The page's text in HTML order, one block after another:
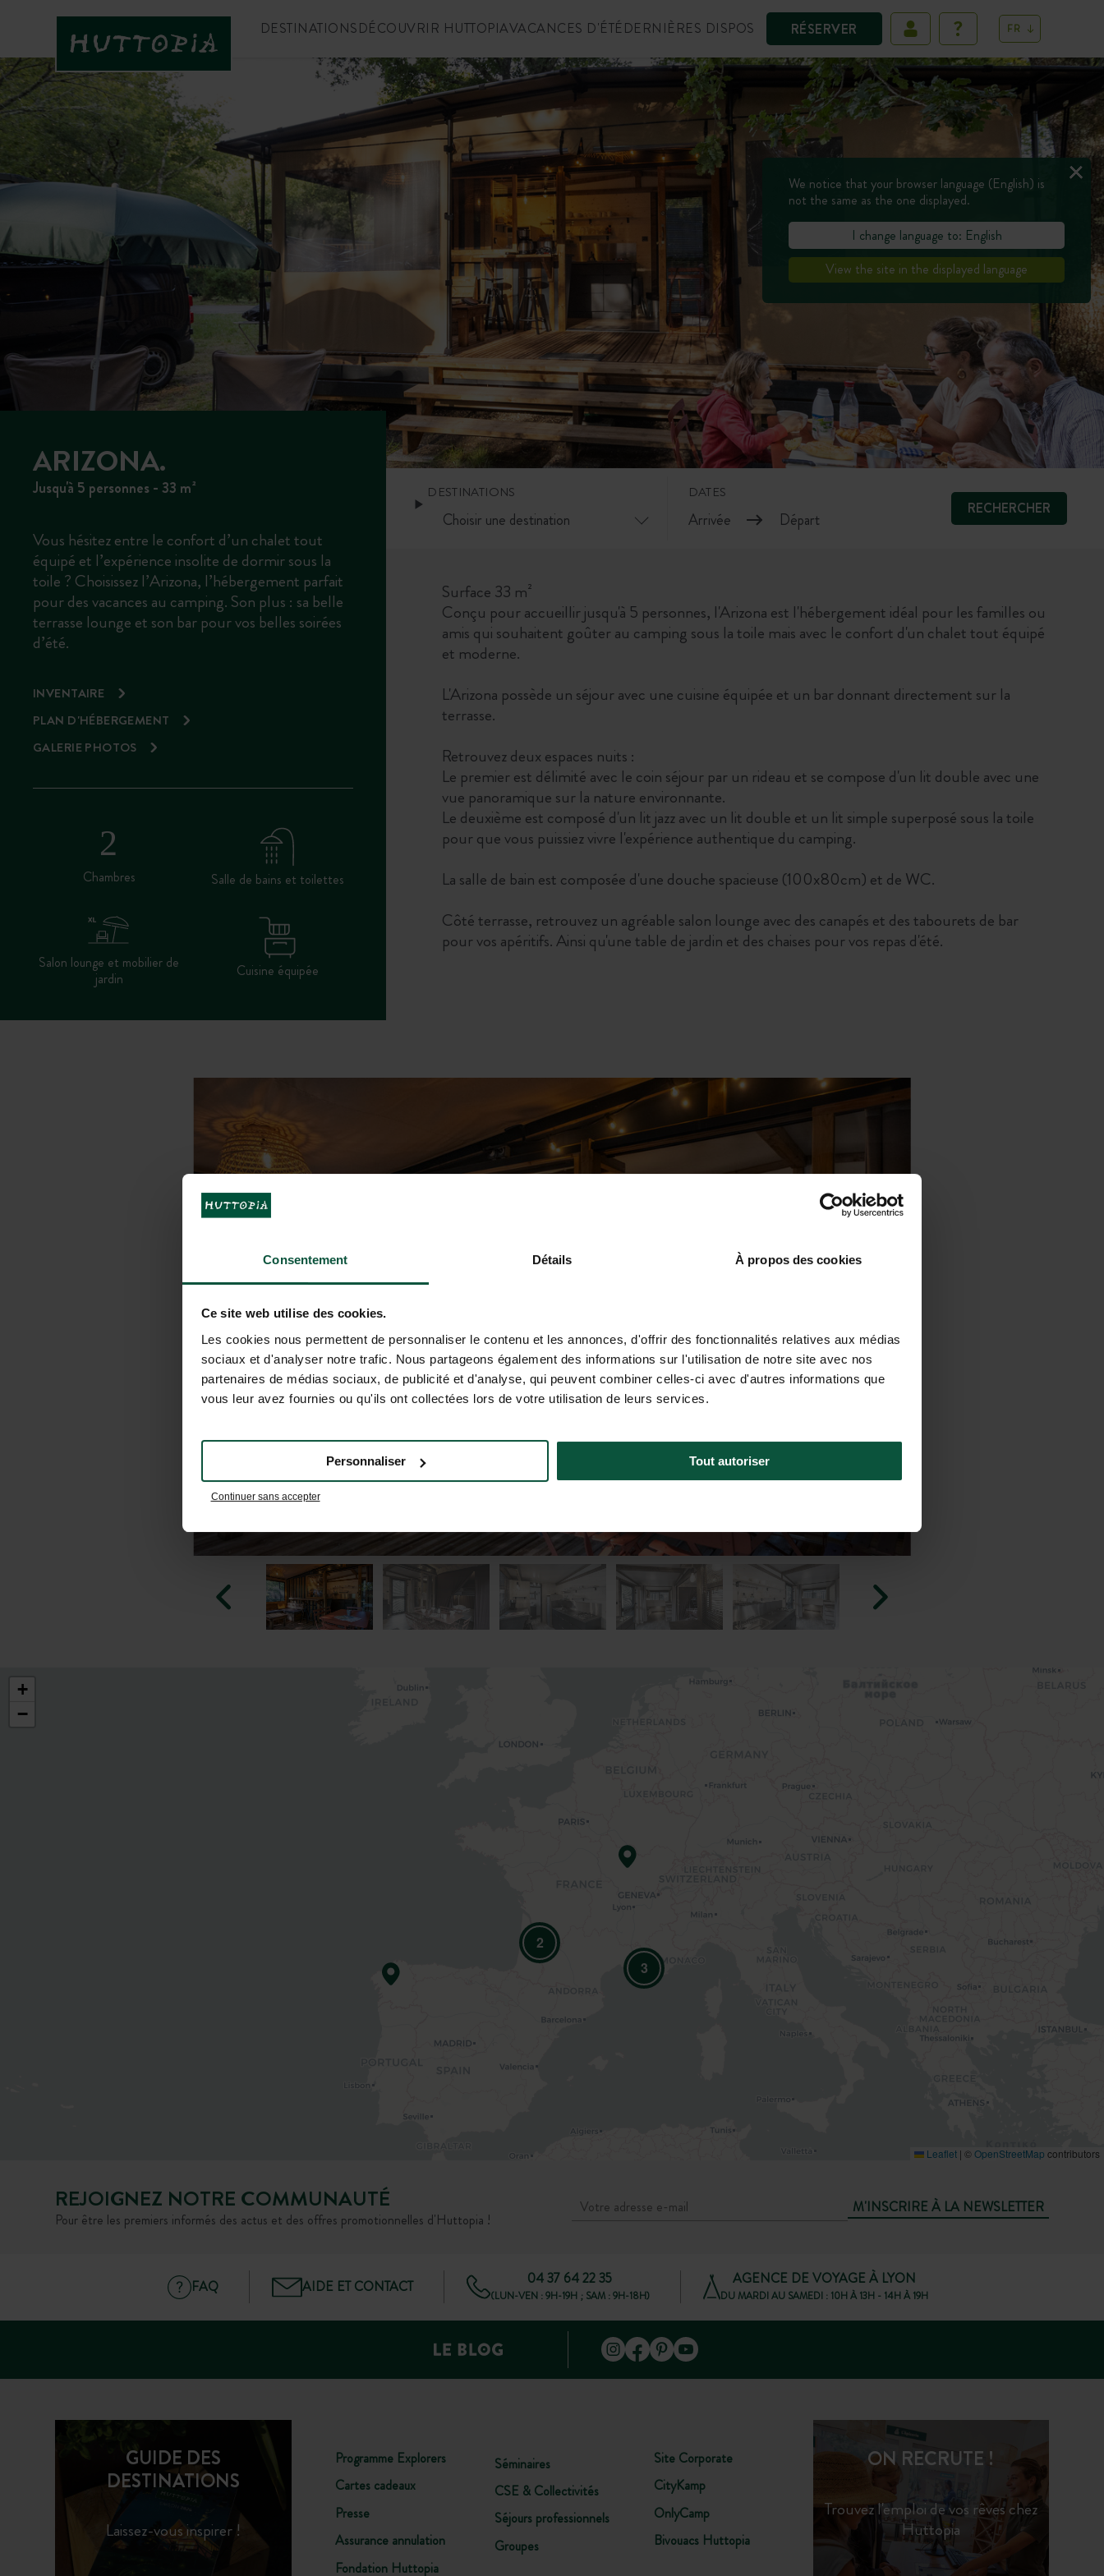
Consentement Détails À propos des cookies
Ce site web utilise des cookies.
Les cookies nous permettent de personnaliser le contenu et les annonces, d'offrir des fonctionnalités relatives aux médias
sociaux et d'analyser notre trafic. Nous partageons également des informations sur l'utilisation de notre site avec nos
partenaires de médias sociaux, de publicité et d'analyse, qui peuvent combiner celles-ci avec d'autres informations que
vous leur avez fournies ou qu'ils ont collectées lors de votre utilisation de leurs services.
Continuer sans accepter
Personnaliser Tout autoriser
RÉSERVER
DESTINATIONSDÉCOUVRIR HUTTOPIAVACANCES D'ÉTÉDERNIÈRES DISPOS FR
ARIZONA.
Jusqu'à 5 personnes - 33 m²
Vous hésitez entre le confort d’un chalet tout
équipé et l’expérience insolite de dormir sous la
toile ? Choisissez l’Arizona, l’hébergement parfait
pour des vacances au camping. Son plus : sa belle
terrasse lounge et son bar pour vos belles soirées
d’été.
INVENTAIRE
PLAN D'HÉBERGEMENT
GALERIE PHOTOS
Chambres Salle de bains et toilettes
Salon lounge et mobilier de
jardin
Cuisine équipée
DESTINATIONS DATES
RECHERCHER
Surface 33 m²
Conçu pour accueillir jusqu'à 5 personnes, l'Arizona est l'hébergement idéal pour les familles ou
amis qui souhaitent goûter au camping sous la toile mais avec le confort d'un chalet tout équipé
et moderne.
L'Arizona possède un séjour avec une cuisine équipée et un bar donnant directement sur la
terrasse.
Retrouvez deux espaces nuits :
Le premier est délimité avec le coin séjour par un rideau et se compose d'un lit double avec une
vue panoramique sur la nature environnante.
Le deuxième est composé d'un lit jazz avec un lit double et un lit simple superposé sous la toile
pour que vous puissiez vivre l'expérience authentique du camping.
La salle de bain est composée d'une douche spacieuse (100x80cm) et de WC.
Côté terrasse, retrouvez un agréable salon lounge avec des canapés et des tabourets de bar
pour vos apéritifs. Ainsi qu'une table de jardin et des chaises pour vos repas d'été.
2
3
+
−
Leaflet | ©OpenStreetMap contributors
We notice that your browser language (English) is
not the same as the one displayed.
I change language to: English
View the site in the displayed language
REJOIGNEZ NOTRE COMMUNAUTÉ
Pour être les premiers informés des actus et des offres promotionnelles d'Huttopia !
M'INSCRIRE À LA NEWSLETTER
FAQ AIDE ET CONTACT 04 37 64 22 35
(LUN-VEN : 9H-19H ; SAM : 9H-18H)
AGENCE DE VOYAGE À LYON
DU MARDI AU SAMEDI : 10H À 13H - 14H À 19H
GUIDE DES
DESTINATIONS
Laissez-vous inspirer !
Programme Explorers
Cartes cadeaux
Presse
Assurance annulation
Fondation Huttopia
Séminaires
CSE & Collectivités
Séjours professionnels
Groupes
Site Corporate
CityKamp
OnlyCamp
Bivouacs Huttopia
ON RECRUTE !
Trouvez l'emploi de vos rêves chez
Huttopia